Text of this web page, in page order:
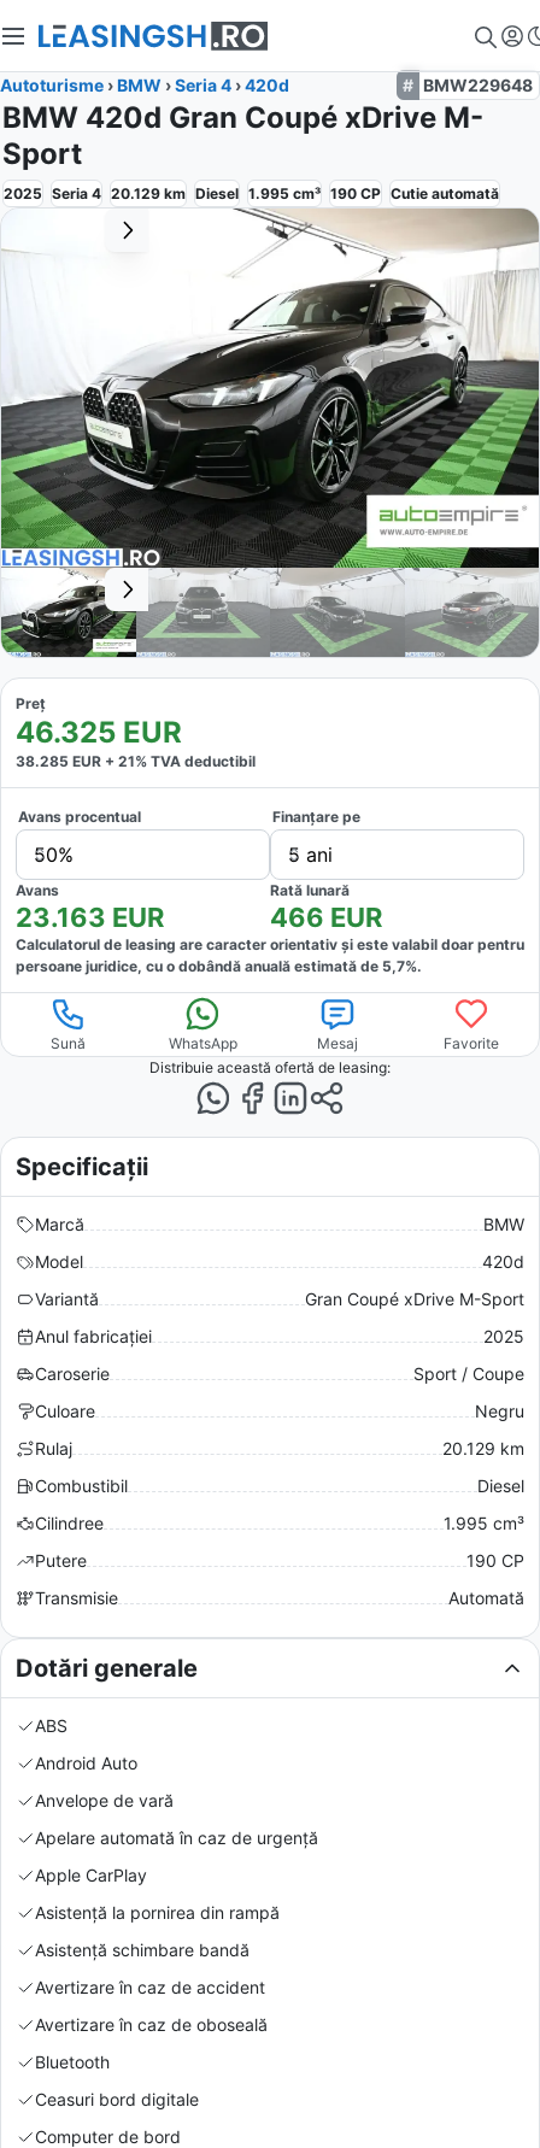
Autoturisme ›BMW ›Seria 4 ›420d BMW229648
BMW 420d Gran Coupé xDrive M-
Sport
2025 Seria 4 20.129 km Diesel 1.995 cm³ 190 CP Cutie automată
Preț
46.325 EUR
38.285 EUR + 21% TVA deductibil
Avans procentual
50%
Finanțare pe
5 ani
Avans
23.163 EUR
Rată lunară
466 EUR
Calculatorul de leasing are caracter orientativ și este valabil doar pentru
persoane juridice, cu o dobândă anuală estimată de 5,7%.
Sună WhatsApp Mesaj
Favorite
Distribuie această ofertă de leasing:
Specificații
Marcă
BMW
Model
420d
Variantă
Gran Coupé xDrive M-Sport
Anul fabricației
2025
Caroserie
Sport / Coupe
Culoare
Negru
Rulaj
20.129 km
Combustibil
Diesel
Cilindree
1.995 cm³
Putere
190 CP
Transmisie
Automată
Dotări generale
ABS
Android Auto
Anvelope de vară
Apelare automată în caz de urgență
Apple CarPlay
Asistență la pornirea din rampă
Asistență schimbare bandă
Avertizare în caz de accident
Avertizare în caz de oboseală
Bluetooth
Ceasuri bord digitale
Computer de bord